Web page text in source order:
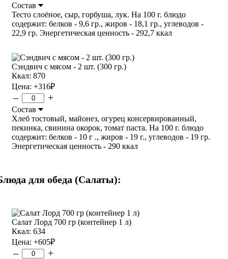
Состав
Тесто слоёное, сыр, горбуша, лук. На 100 г. блюдо
содержит: белков - 9,6 гр., жиров - 18,1 гр., углеводов -
22,9 гр. Энергетическая ценность - 292,7 ккал
Сэндвич с мясом - 2 шт. (300 гр.)
Ккал: 870
Цена: +316₽
– +
Состав
Хлеб тостовый, майонез, огурец консервированный,
пекинка, свинина окорок, томат паста. На 100 г. блюдо
содержит: белков - 10 г ., жиров - 19 г., углеводов - 19 гр.
Энергетическая ценность - 290 ккал
для обеда (Салаты):
Салат Лорд 700 гр (контейнер 1 л)
Ккал: 634
Цена: +605₽
– +